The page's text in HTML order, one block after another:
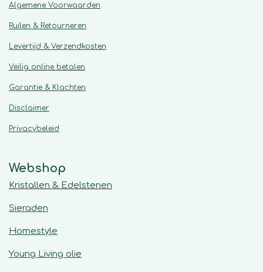
Algemene Voorwaarden
Ruilen & Retourneren
Levertijd & Verzendkosten
Veilig online betalen
Garantie & Klachten
Disclaimer
Privacybeleid
Webshop
Kristallen & Edelstenen
Sieraden
Homestyle
Young Living olie